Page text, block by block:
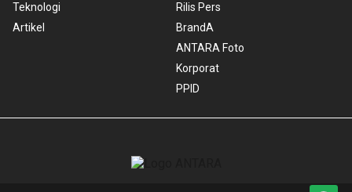
Teknologi
Artikel
Rilis Pers
BrandA
ANTARA Foto
Korporat
PPID